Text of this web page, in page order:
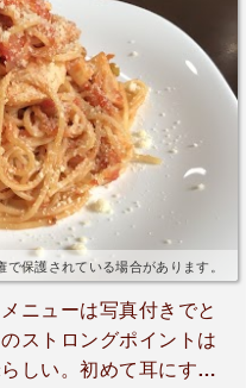
きチキンもありました
普通と言っていたので
ということで！笑帰り
を貰ったのでまた改め
す。
で保護されている場合があります。
ニューは写真付きでと
ストロングポイントは
しい。初めて耳にする